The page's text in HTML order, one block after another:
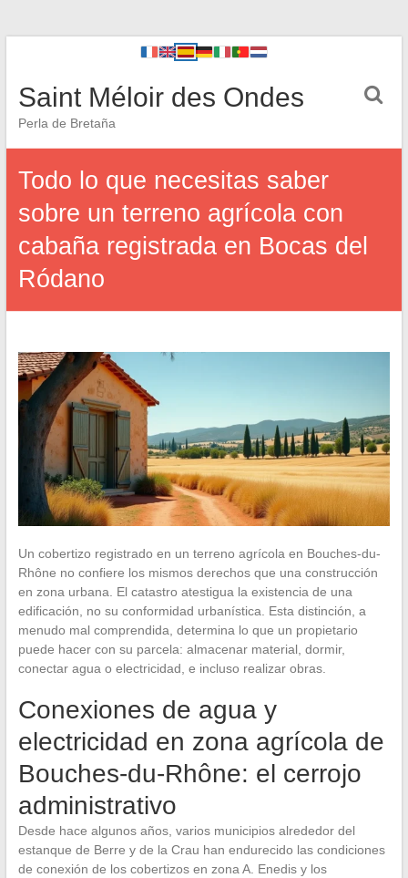
Saint Méloir des Ondes
Perla de Bretaña
Todo lo que necesitas saber
sobre un terreno agrícola con
cabaña registrada en Bocas del
Ródano
Un cobertizo registrado en un terreno agrícola en Bouches-du-
Rhône no confiere los mismos derechos que una construcción
en zona urbana. El catastro atestigua la existencia de una
edificación, no su conformidad urbanística. Esta distinción, a
menudo mal comprendida, determina lo que un propietario
puede hacer con su parcela: almacenar material, dormir,
conectar agua o electricidad, e incluso realizar obras.
Conexiones de agua y
electricidad en zona agrícola de
Bouches-du-Rhône: el cerrojo
administrativo
Desde hace algunos años, varios municipios alrededor del
estanque de Berre y de la Crau han endurecido las condiciones
de conexión de los cobertizos en zona A. Enedis y los